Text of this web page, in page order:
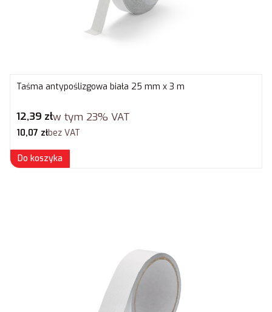
Taśma antypoślizgowa biała 25 mm x 3 m
Cena brutto
12,39 złw tym 23% VAT
Cena netto
10,07 złbez VAT
Do koszyka